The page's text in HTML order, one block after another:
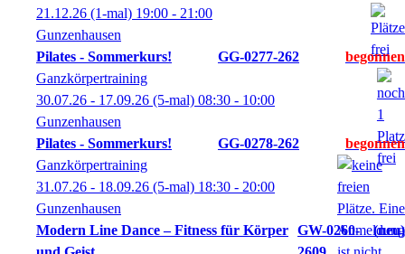
Pilates - Sommerkurs!
GG-0277-262
Ganzkörpertraining
30.07.26 - 17.09.26 (5-mal) 08:30 - 10:00
Gunzenhausen
Pilates - Sommerkurs!
GG-0278-262
Ganzkörpertraining
31.07.26 - 18.09.26 (5-mal) 18:30 - 20:00
Gunzenhausen
Modern Line Dance – Fitness für Körper GW-0260-
neu
21.12.26 (1-mal) 19:00 - 21:00
Gunzenhausen